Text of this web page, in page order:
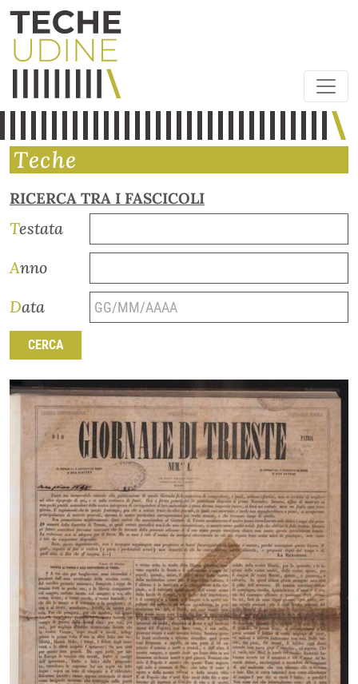
Teche
RICERCA TRA I FASCICOLI
Testata
Anno
Data
CERCA